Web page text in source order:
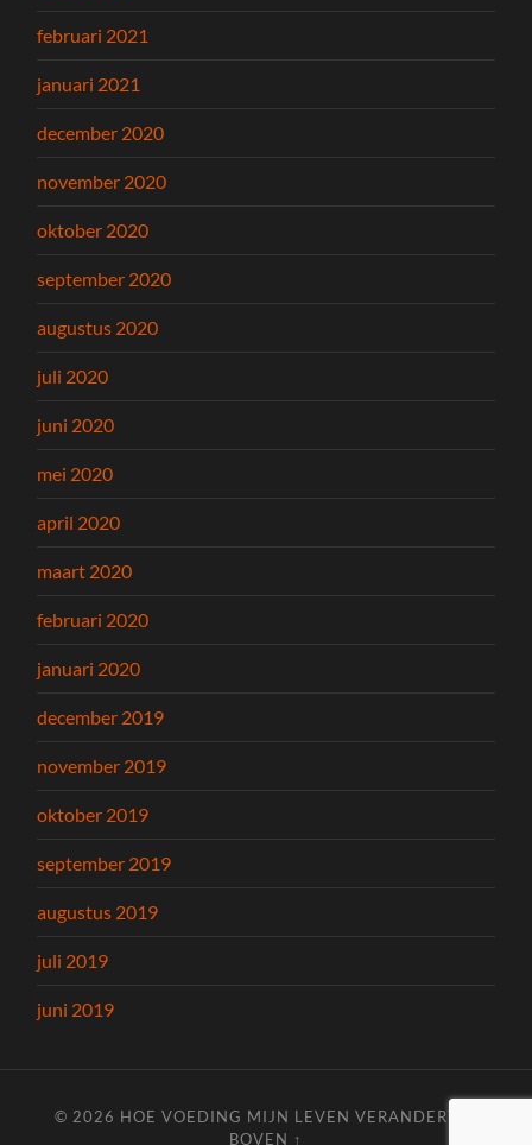
februari 2021
januari 2021
december 2020
november 2020
oktober 2020
september 2020
augustus 2020
juli 2020
juni 2020
mei 2020
april 2020
maart 2020
februari 2020
januari 2020
december 2019
november 2019
oktober 2019
september 2019
augustus 2019
juli 2019
juni 2019
© 2026 HOE VOEDING MIJN LEVEN VERANDERT
BOVEN ↑